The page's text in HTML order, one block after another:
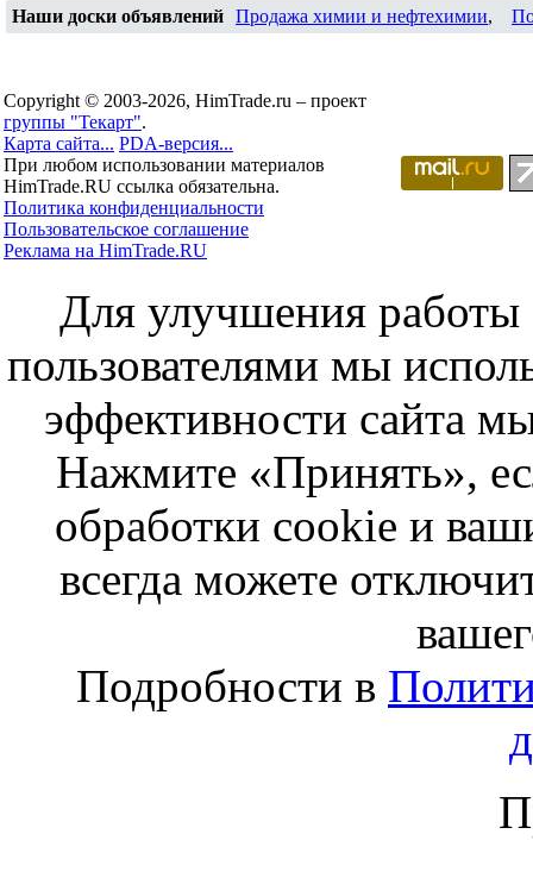
Наши доски объявлений Продажа химии и нефтехимии,
Copyright © 2003-2026, HimTrade.ru – проект
группы "Текарт".
Карта сайта... PDA-версия...
При любом использовании материалов
HimTrade.RU ссылка обязательна.
Политика конфиденциальности
Пользовательское соглашение
Реклама на HimTrade.RU
Для улучшения работы
пользователями мы
эффективности сайта
Нажмите «Принять»,
обработки cookie и
всегда можете
Подробности в